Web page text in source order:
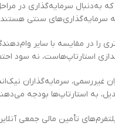
به‌دنبال سرمایه‌گذاری در
سرمایه‌گذاری‌های سنتی
را در مقایسه با سایر
استارتاپ‌هاست، نه
غیررسمی، سرمایه‌گذاران
به استارتاپ‌ها بودجه
تأمین مالی جمعی